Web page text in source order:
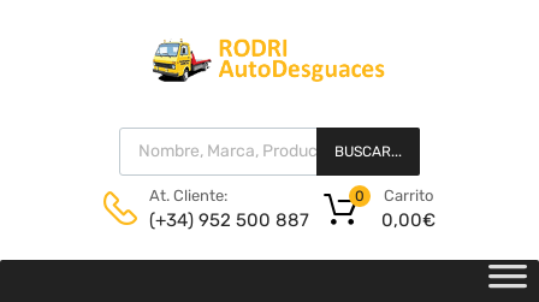
BUSCAR...
At. Cliente:
(+34) 952 500 887
Carrito
0,00€
0